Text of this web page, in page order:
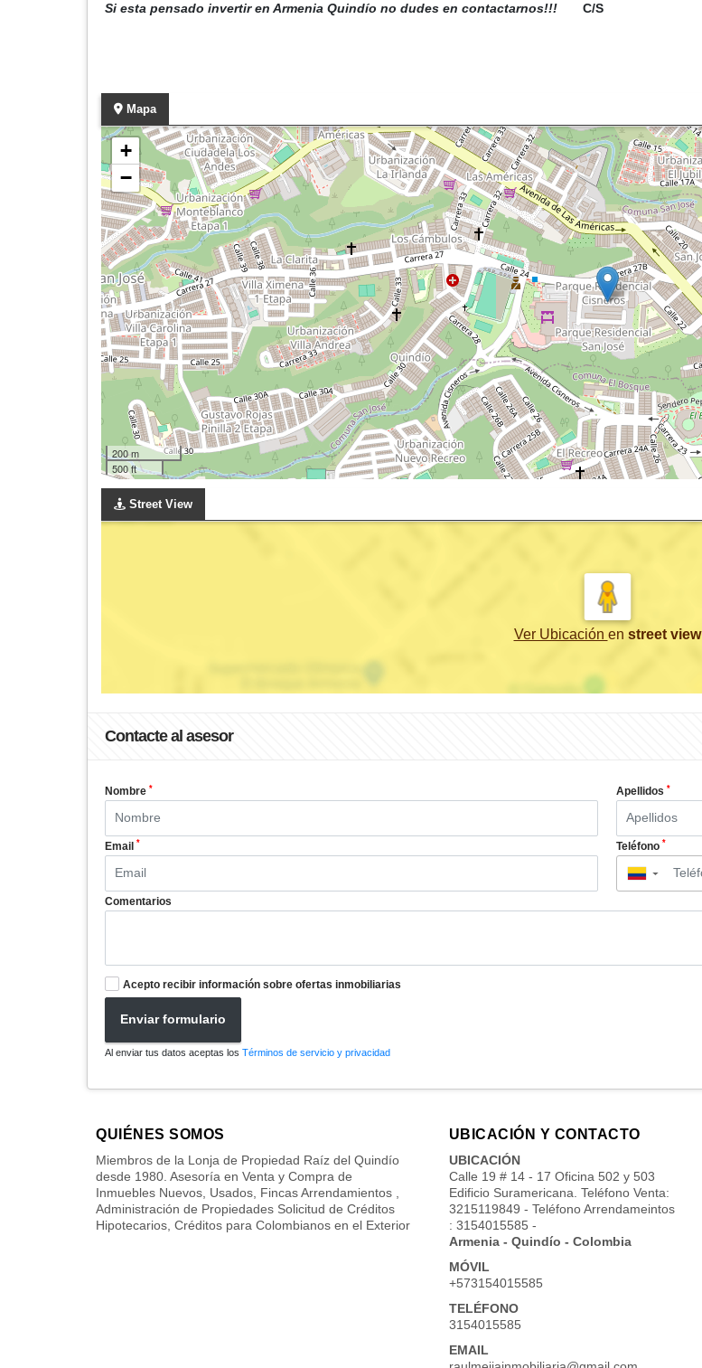
Si esta pensado invertir en Armenia Quindío no dudes en contactarnos!!! C/S
Mapa
+
−
200 m
500 ft
Street View
Ver Ubicación en street view
Contacte al asesor
Nombre * Apellidos *
Email * Teléfono *
▼
Comentarios
Acepto recibir información sobre ofertas inmobiliarias
Enviar formulario
Al enviar tus datos aceptas los Términos de servicio y privacidad
QUIÉNES SOMOS
Miembros de la Lonja de Propiedad Raíz del Quindío
desde 1980. Asesoría en Venta y Compra de
Inmuebles Nuevos, Usados, Fincas Arrendamientos ,
Administración de Propiedades Solicitud de Créditos
Hipotecarios, Créditos para Colombianos en el Exterior
UBICACIÓN Y CONTACTO
UBICACIÓN
Calle 19 # 14 - 17 Oficina 502 y 503
Edificio Suramericana. Teléfono Venta:
3215119849 - Teléfono Arrendameintos
: 3154015585 -
Armenia - Quindío - Colombia
MÓVIL
+573154015585
TELÉFONO
3154015585
EMAIL